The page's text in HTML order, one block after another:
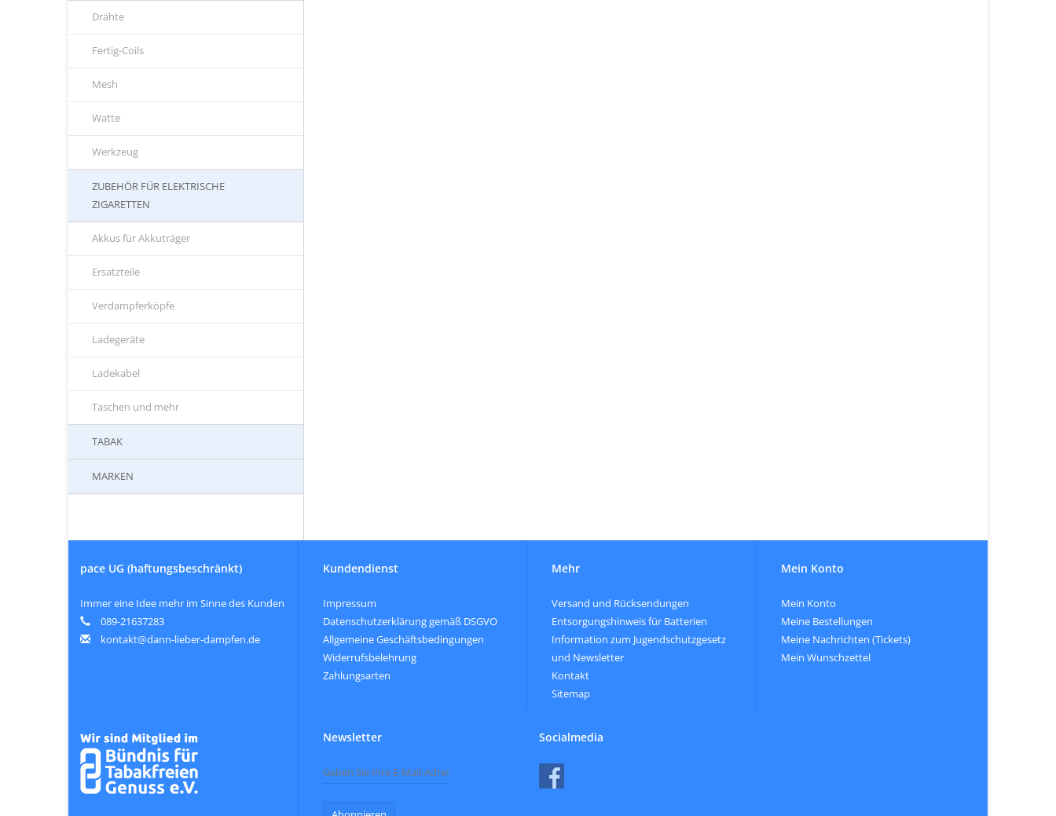
Drähte
Fertig-Coils
Mesh
Watte
Werkzeug
ZUBEHÖR FÜR ELEKTRISCHE
ZIGARETTEN
Akkus für Akkuträger
Ersatzteile
Verdampferköpfe
Ladegeräte
Ladekabel
Taschen und mehr
TABAK
MARKEN
pace UG (haftungsbeschränkt)
Immer eine Idee mehr im Sinne des Kunden
089-21637283
kontakt@dann-lieber-dampfen.de
Kundendienst
Impressum
Datenschutzerklärung gemäß DSGVO
Allgemeine Geschäftsbedingungen
Widerrufsbelehrung
Zahlungsarten
Mehr
Versand und Rücksendungen
Entsorgungshinweis für Batterien
Information zum Jugendschutzgesetz
und Newsletter
Kontakt
Sitemap
Mein Konto
Mein Konto
Meine Bestellungen
Meine Nachrichten (Tickets)
Mein Wunschzettel
Newsletter Socialmedia